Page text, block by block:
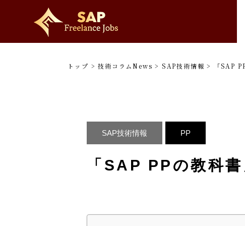
トップ >技術コラムNews > SAP技術情報 > 「SAP
SAP技術情報 PP
「SAP PPの教科